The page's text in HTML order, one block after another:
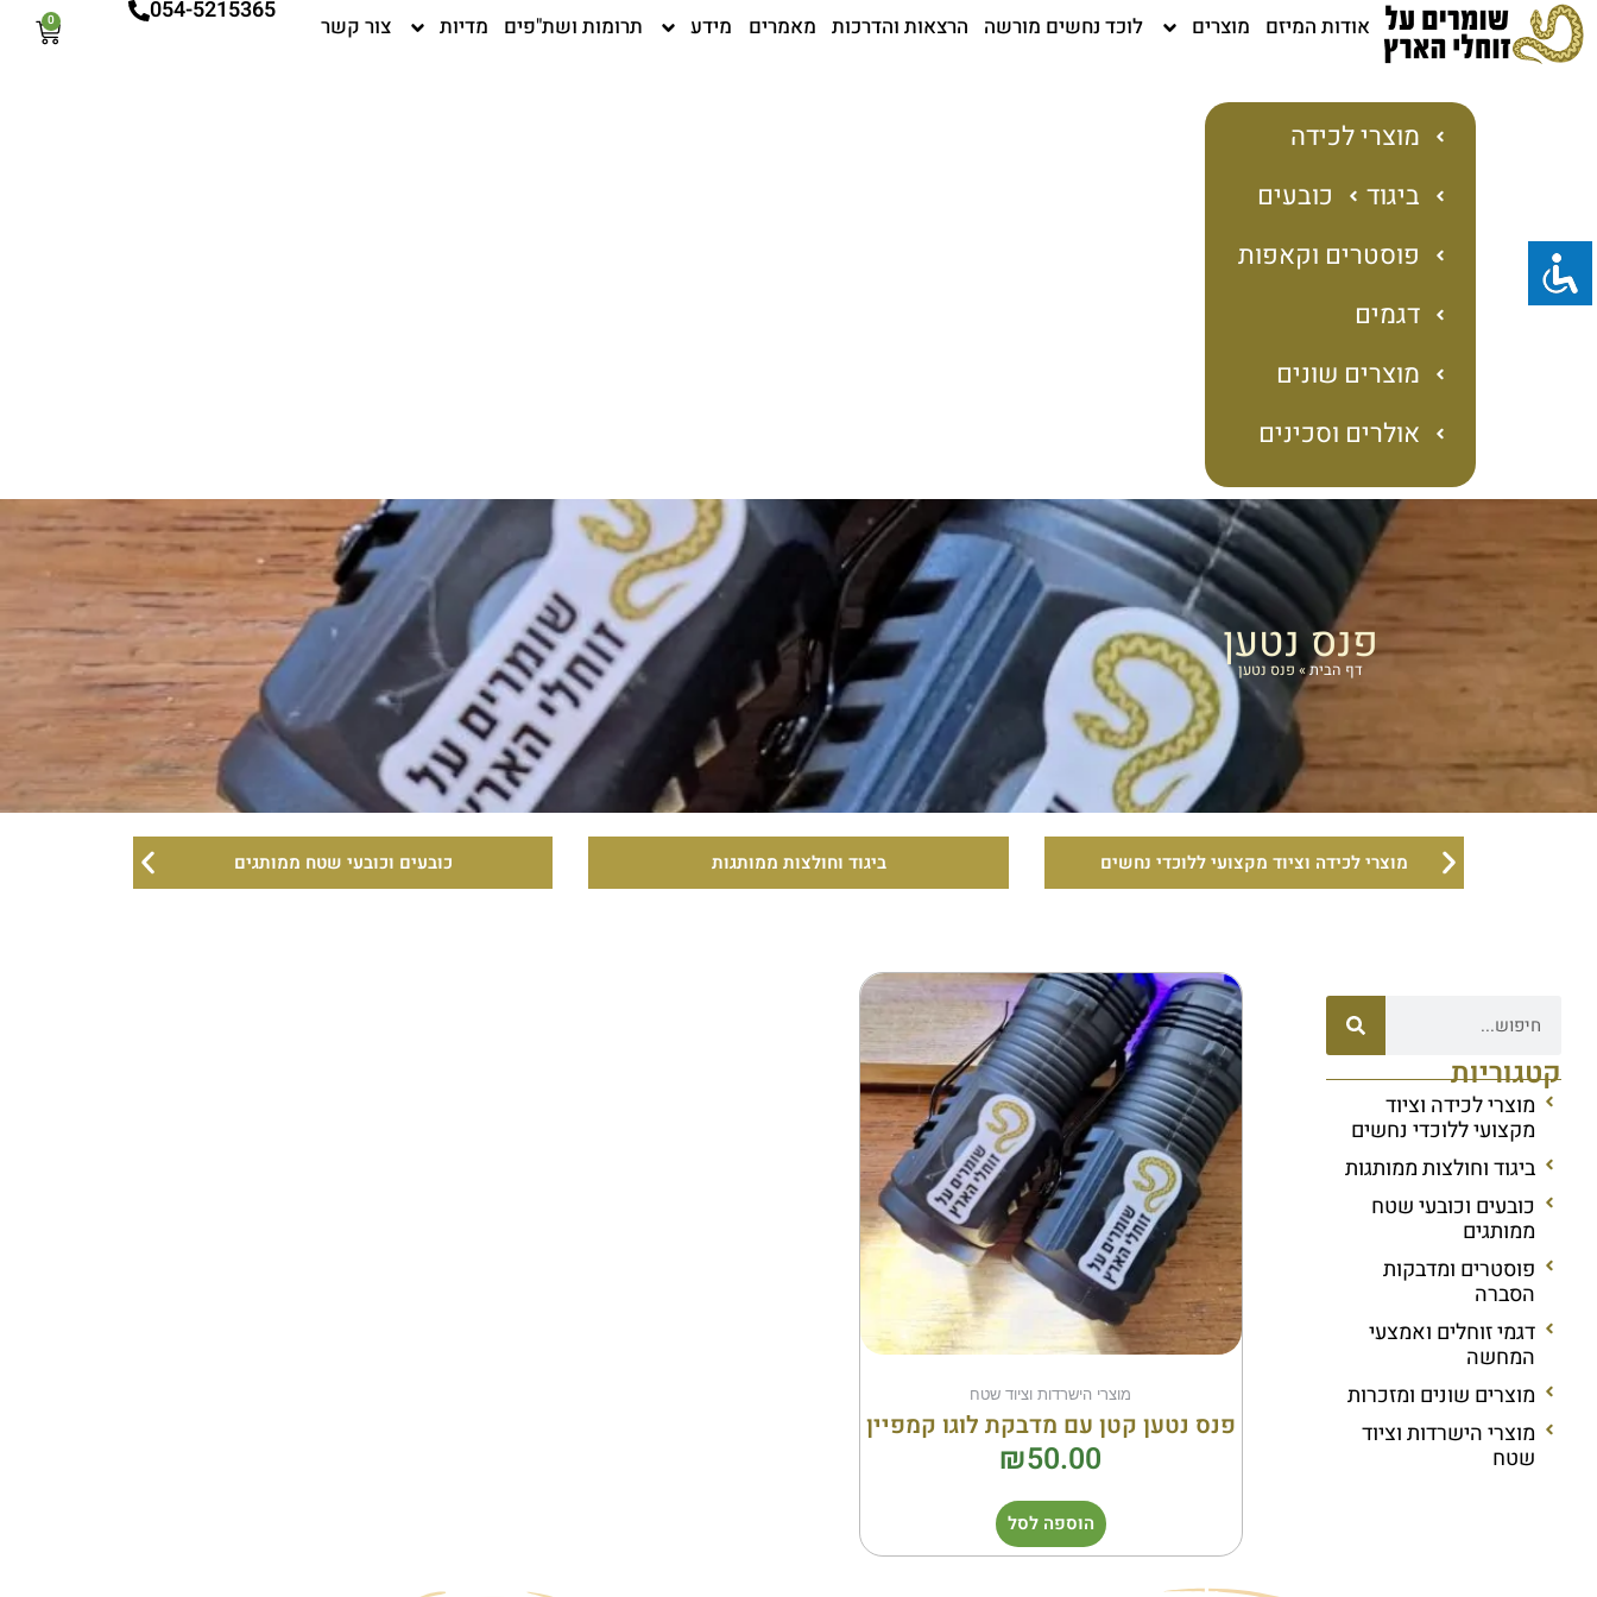
דילוג
לתוכן
אודות המיזם מוצרים לוכד נחשים מורשה הרצאות והדרכות מאמרים מידע תרומות ושת"פים מדיות צור קשר
054-5215365
0
עגלת
קניות
מוצרי לכידה
ביגוד
כובעים
פוסטרים וקאפות
דגמים
מוצרים שונים
אולרים וסכינים
פנס נטען
דף הבית» פנס נטען
מוצרי לכידה וציוד מקצועי ללוכדי נחשים ביגוד וחולצות ממותגות כובעים וכובעי שטח ממותגים
קטגוריות
מוצרי לכידה וציוד
מקצועי ללוכדי נחשים
ביגוד וחולצות ממותגות
כובעים וכובעי שטח
ממותגים
פוסטרים ומדבקות
הסברה
דגמי זוחלים ואמצעי
המחשה
מוצרים שונים ומזכרות
מוצרי הישרדות וציוד
שטח
מוצרי הישרדות וציוד שטח
פנס נטען קטן עם מדבקת לוגו קמפיין
₪50.00
הוספה לסל